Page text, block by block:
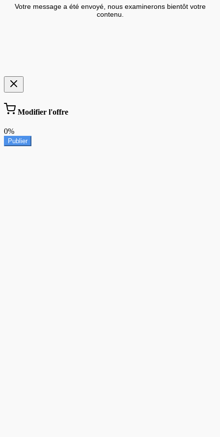
Votre message a été envoyé, nous examinerons bientôt votre
contenu.
Modifier l'offre
0%
Publier